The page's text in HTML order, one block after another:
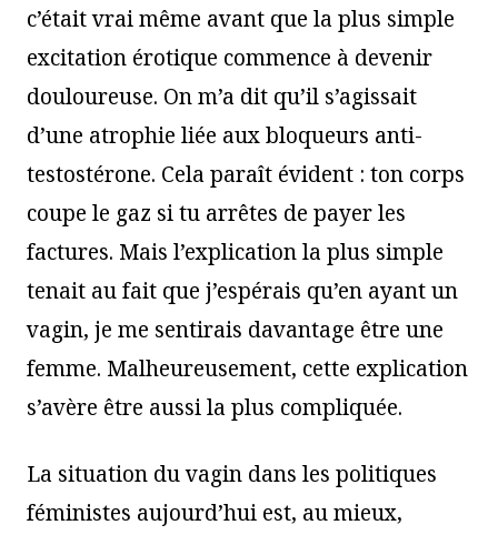
c’était vrai même avant que la plus simple
excitation érotique commence à devenir
douloureuse. On m’a dit qu’il s’agissait
d’une atrophie liée aux bloqueurs anti-
testostérone. Cela paraît évident : ton corps
coupe le gaz si tu arrêtes de payer les
factures. Mais l’explication la plus simple
tenait au fait que j’espérais qu’en ayant un
vagin, je me sentirais davantage être une
femme. Malheureusement, cette explication
s’avère être aussi la plus compliquée.
La situation du vagin dans les politiques
féministes aujourd’hui est, au mieux,